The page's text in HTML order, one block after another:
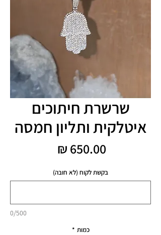
שרשרת חיתוכים
איטלקית ותליון חמסה
בקשת לקוח (לא חובה)
0/500
כמות *